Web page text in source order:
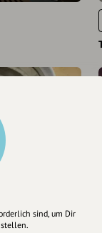
für
wohltätigen
sind, um Dir
stellen.